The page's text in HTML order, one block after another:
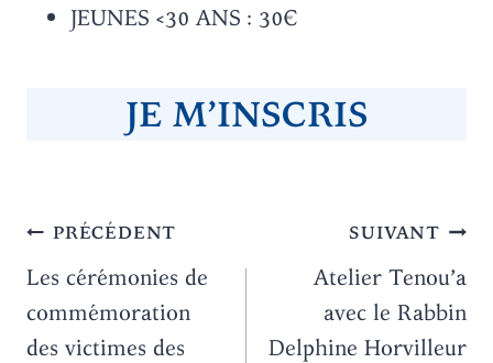
JEUNES <30 ANS : 30€
JE M’INSCRIS
Navigation
de
l’article
PRÉCÉDENT
Les cérémonies de
commémoration
des victimes des
SUIVANT
Atelier Tenou’a
avec le Rabbin
Delphine Horvilleur